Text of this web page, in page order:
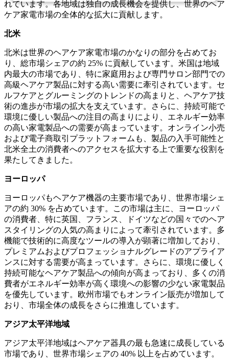
れています。各地域は独自の成長機会を提供し、世界のヘア
ケア家電市場の全体的な拡大に貢献します。
北米
北米は世界のヘアケア家電市場のかなりの部分を占めてお
り、総市場シェアの約 25% に貢献しています。米国は地域
内最大の市場であり、特に家庭用および専門サロン部門での
高級ヘアケア製品に対する高い需要に牽引されています。セ
ルフケアとグルーミングのトレンドの高まりと、ヘアケア技
術の進歩が市場の拡大を支えています。さらに、持続可能で
環境に優しい製品への注目の高まりにより、エネルギー効率
の高い家電製品への需要が高まっています。オンライン小売
および電子商取引プラットフォームも、製品の入手可能性と
北米全土の消費者へのアクセスを拡大する上で重要な役割を
果たしてきました。
ヨーロッパ
ヨーロッパもヘアケア機器の主要市場であり、世界市場シェ
アの約 30% を占めています。この市場は主に、ヨーロッパ
の消費者、特に英国、フランス、ドイツなどの国々でのヘア
スタイリングの人気の高まりによって牽引されています。多
機能で技術的に高度なツールの導入が顕著に増加しており、
プレミアムおよびプロフェッショナルグレードのアプライア
ンスに対する需要が高まっています。さらに、環境に優しく
持続可能なヘアケア製品への傾向が高まっており、多くの消
費者がエネルギー効率が高く環境への影響の少ない家電製品
を優先しています。欧州市場でもオンライン販売が増加して
おり、市場全体の成長をさらに推進しています。
アジア太平洋地域
アジア太平洋地域はヘアケア器具の最も急速に成長している
市場であり、世界市場シェアの 40% 以上を占めています。